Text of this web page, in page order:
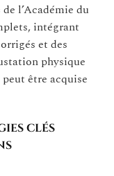
l’Académie du
intégrant
et des
physique
être acquise
clés